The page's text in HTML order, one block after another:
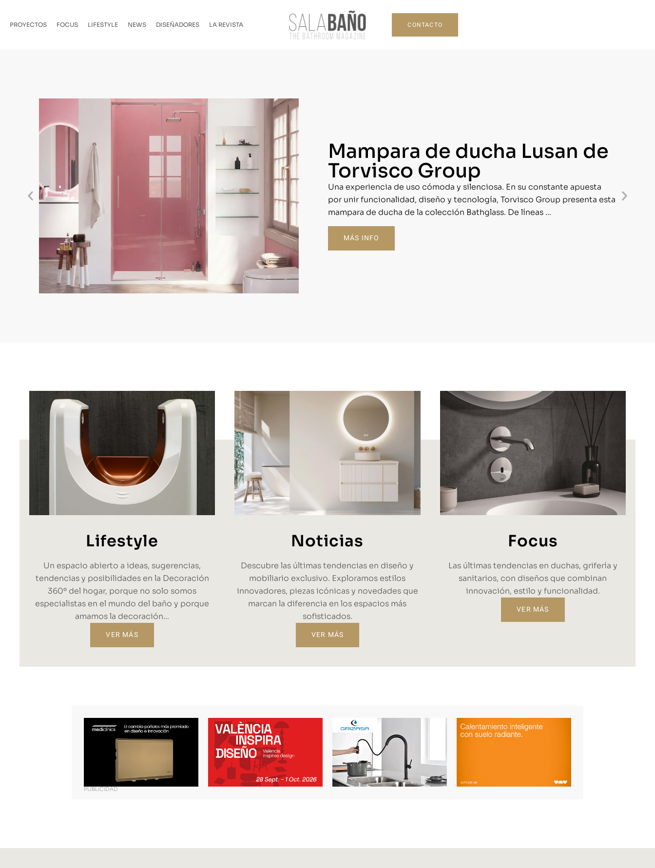
PROYECTOS FOCUS LIFESTYLE NEWS DISEÑADORES LA REVISTA CONTACTO
Mampara de ducha Lusan de
Torvisco Group
Una experiencia de uso cómoda y silenciosa. En su constante apuesta
por unir funcionalidad, diseño y tecnología, Torvisco Group presenta esta
mampara de ducha de la colección Bathglass. De líneas ...
MÁS INFO
Lifestyle
Un espacio abierto a ideas, sugerencias,
tendencias y posibilidades en la Decoración
360º del hogar, porque no solo somos
especialistas en el mundo del baño y porque
amamos la decoración...
VER MÁS
Noticias
Descubre las últimas tendencias en diseño y
mobiliario exclusivo. Exploramos estilos
innovadores, piezas icónicas y novedades que
marcan la diferencia en los espacios más
sofisticados.
VER MÁS
Focus
Las últimas tendencias en duchas, grifería y
sanitarios, con diseños que combinan
innovación, estilo y funcionalidad.
VER MÁS
PUBLICIDAD